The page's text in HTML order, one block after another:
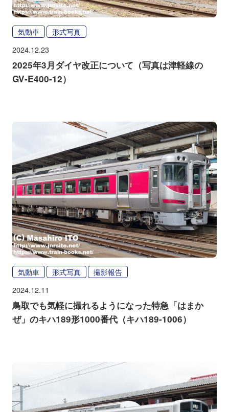
気動車 形式写真
2024.12.23
2025年3月ダイヤ改正について（写真は津軽線の
GV-E400-12）
気動車 形式写真 撮影報告
2024.12.11
鳥取でも気軽に撮れるようになった特急「はまか
ぜ」のキハ189形1000番代（キハ189-1006）